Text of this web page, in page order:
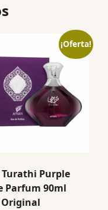
¡Oferta!
Purple
Parfum 90ml